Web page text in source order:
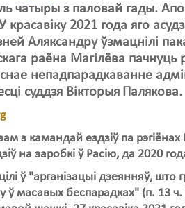
чатыры з паловай гады.
2021 года яго
Аляксандру ўзмацнілі
раёна Магілёва пачнуць
непадпарадкаванне
суддзя Вікторыя Палякова.
з камандай ездзіў па рэгіёнах
на заробкі ў Расію, да 2020
ў "арганізацыі дзеянняў, што
ў масавых беспарадках" (п. 13 ч.